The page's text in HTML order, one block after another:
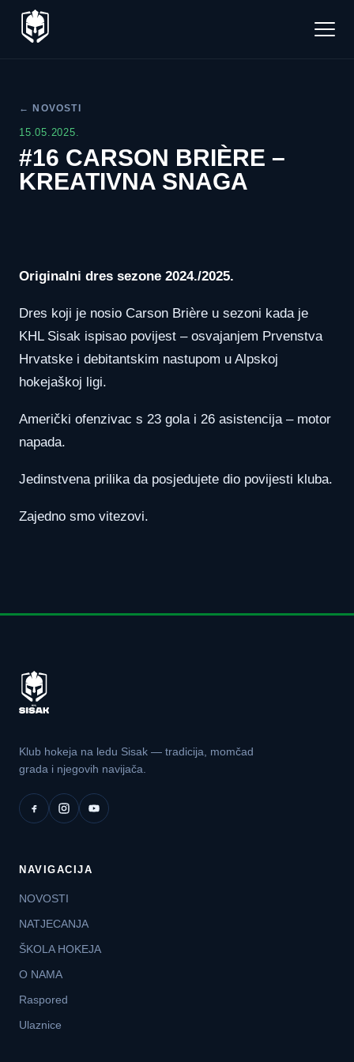
← NOVOSTI
15.05.2025.
#16 CARSON BRIÈRE –
KREATIVNA SNAGA
Originalni dres sezone 2024./2025.
Dres koji je nosio Carson Brière u sezoni kada je
KHL Sisak ispisao povijest – osvajanjem Prvenstva
Hrvatske i debitantskim nastupom u Alpskoj
hokejaškoj ligi.
Američki ofenzivac s 23 gola i 26 asistencija – motor
napada.
Jedinstvena prilika da posjedujete dio povijesti kluba.
Zajedno smo vitezovi.
Klub hokeja na ledu Sisak — tradicija, momčad
grada i njegovih navijača.
NAVIGACIJA
NOVOSTI
NATJECANJA
ŠKOLA HOKEJA
O NAMA
Raspored
Ulaznice